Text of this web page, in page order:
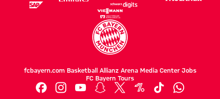
fcbayern.com Basketball Allianz Arena Media Center Jobs
FC Bayern Tours